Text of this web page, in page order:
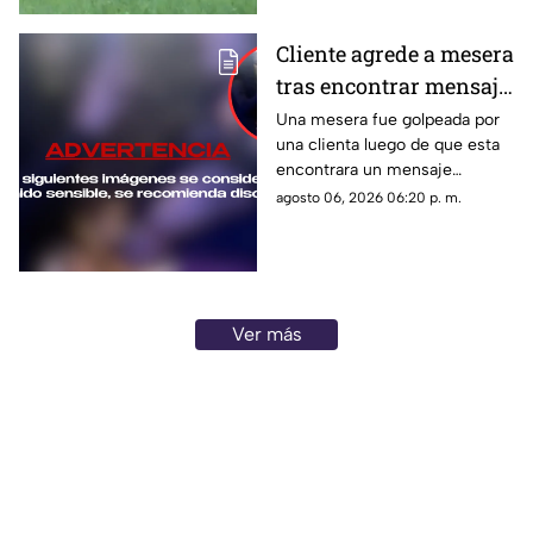
Cliente agrede a mesera
tras encontrar mensaje
en el teléfono de su
novio
Una mesera fue golpeada por
una clienta luego de que esta
encontrara un mensaje
enviado al celular de su pareja.
agosto 06, 2026 06:20 p. m.
Ver más